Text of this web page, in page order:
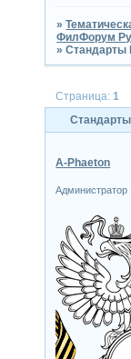
»
ФилФорум
»Стандарты
Страница:1
A-Phaeton
Администратор